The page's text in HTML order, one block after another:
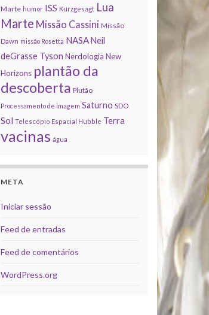
Marte humor ISS Kurzgesagt Lua
Marte Missão Cassini Missão
Dawn missão Rosetta NASA Neil
deGrasse Tyson Nerdologia New
Horizons plantão da
descoberta Plutão
Processamento de imagem Saturno SDO
Sol Telescópio Espacial Hubble Terra
vacinas água
META
Iniciar sessão
Feed de entradas
Feed de comentários
WordPress.org